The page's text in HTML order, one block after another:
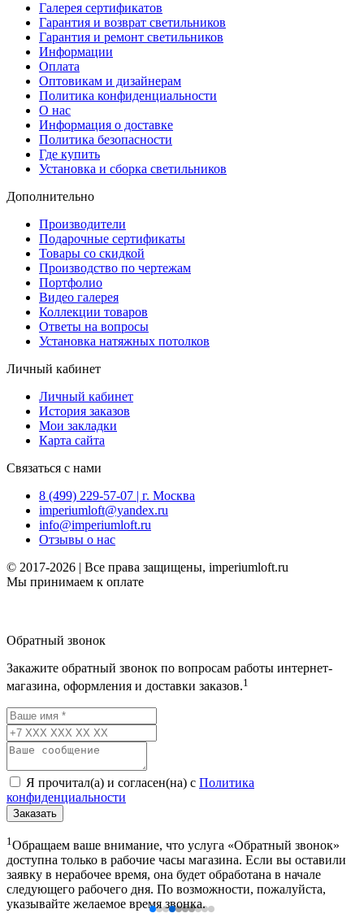
Галерея сертификатов
Гарантия и возврат светильников
Гарантия и ремонт светильников
Информации
Оплата
Оптовикам и дизайнерам
Политика конфиденциальности
О нас
Информация о доставке
Политика безопасности
Где купить
Установка и сборка светильников
Дополнительно
Производители
Подарочные сертификаты
Товары со скидкой
Производство по чертежам
Портфолио
Видео галерея
Коллекции товаров
Ответы на вопросы
Установка натяжных потолков
Личный кабинет
Личный кабинет
История заказов
Мои закладки
Карта сайта
Связаться с нами
8 (499) 229-57-07 | г. Москва
imperiumloft@yandex.ru
info@imperiumloft.ru
Отзывы о нас
© 2017-2026 | Все права защищены, imperiumloft.ru
Мы принимаем к оплате
Обратный звонок
Закажите обратный звонок по вопросам работы интернет-
магазина, оформления и доставки заказов.1
Я прочитал(а) и согласен(на) с Политика
конфиденциальности
Заказать
1 Обращаем ваше внимание, что услуга «Обратный звонок»
доступна только в рабочие часы магазина. Если вы оставили
заявку в нерабочее время, она будет обработана в начале
следующего рабочего дня. По возможности, пожалуйста,
указывайте желаемое время звонка.